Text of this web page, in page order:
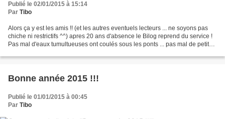
Publié le 02/01/2015 à 15:14
Par Tibo
Alors ça y est les amis !! (et les autres eventuels lecteurs ... ne soyons pas
chiche ni restrictifs ^^) apres 20 ans d'absence le Bilog reprend du service !
Pas mal d'eaux tumultueuses ont coulés sous les ponts ... pas mal de petits
Bonne année 2015 !!!
Publié le 01/01/2015 à 00:45
Par Tibo